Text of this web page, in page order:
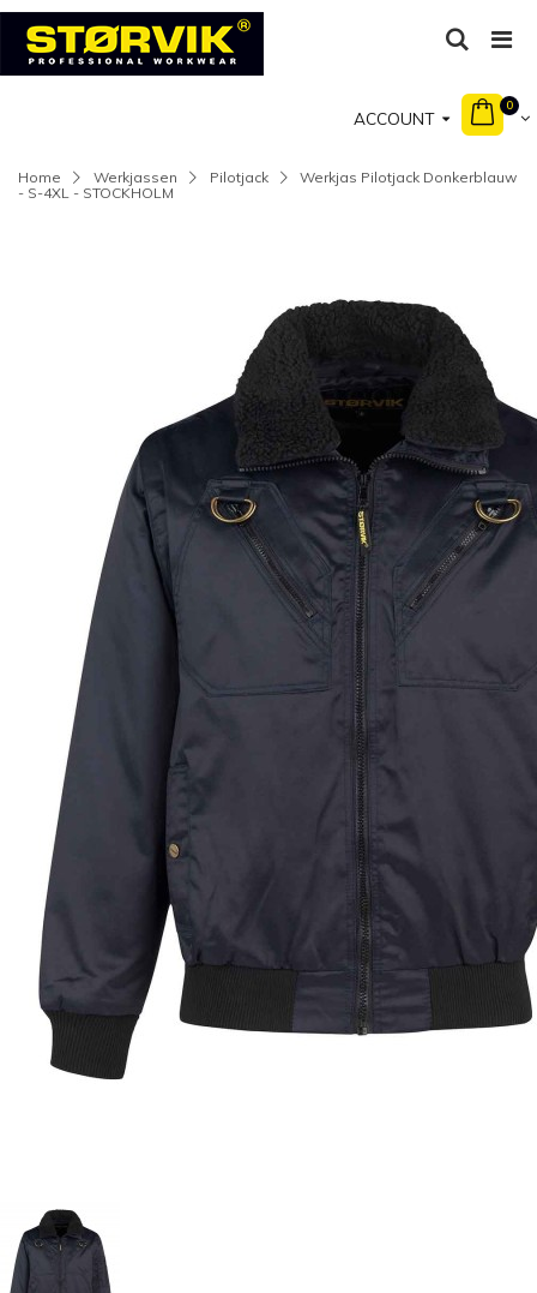
ACCOUNT
0
Home Werkjassen Pilotjack
Werkjas Pilotjack Donkerblauw
- S-4XL - STOCKHOLM